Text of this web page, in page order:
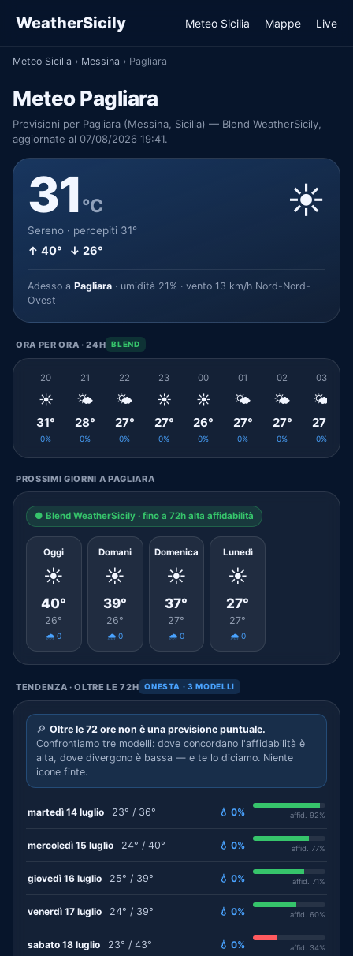
WeatherSicily Meteo Sicilia Mappe Live
Meteo Sicilia › Messina › Pagliara
Meteo Pagliara
Previsioni per Pagliara (Messina, Sicilia) — Blend WeatherSicily,
aggiornate al 07/08/2026 19:41.
31°C
Sereno · percepiti 31°
↑ 40° ↓ 26°
☀️
Adesso a Pagliara · umidità 21% · vento 13 km/h Nord-Nord-
Ovest
ORA PER ORA · 24H BLEND
20
☀️
31°
0%
21
🌤️
28°
0%
22
🌤️
27°
0%
23
☀️
27°
0%
00
☀️
26°
0%
01
🌤️
27°
0%
02
🌤️
27°
0%
03
🌤️
27°
0%
PROSSIMI GIORNI A PAGLIARA
● Blend WeatherSicily · fino a 72h alta affidabilità
Oggi
☀️
40°
26°
🌧️ 0
Domani
☀️
39°
26°
🌧️ 0
Domenica
☀️
37°
27°
🌧️ 0
Lunedì
☀️
27°
27°
🌧️ 0
TENDENZA · OLTRE LE 72H ONESTA · 3 MODELLI
🔎 Oltre le 72 ore non è una previsione puntuale.
Confrontiamo tre modelli: dove concordano l'affidabilità è
alta, dove divergono è bassa — e te lo diciamo. Niente
icone finte.
martedì 14 luglio 23° / 36° 💧 0% affid. 92%
mercoledì 15 luglio 24° / 40° 💧 0% affid. 77%
giovedì 16 luglio 25° / 39° 💧 0% affid. 71%
venerdì 17 luglio 24° / 39° 💧 0% affid. 60%
sabato 18 luglio 23° / 43° 💧 0% affid. 34%